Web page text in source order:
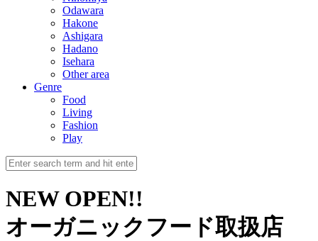
Odawara
Hakone
Ashigara
Hadano
Isehara
Other area
Genre
Food
Living
Fashion
Play
NEW OPEN!!
オーガニックフード取扱店